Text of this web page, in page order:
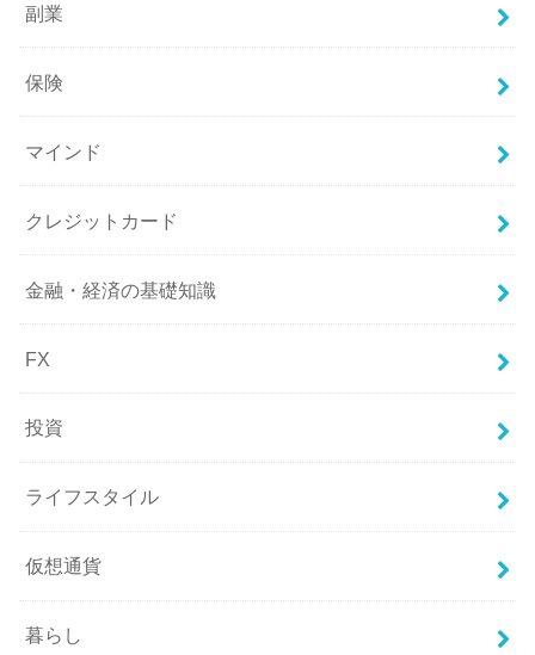
副業
保険
マインド
クレジットカード
金融・経済の基礎知識
FX
投資
ライフスタイル
仮想通貨
暮らし